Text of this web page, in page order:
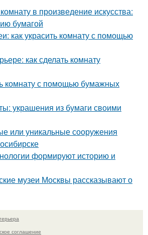
в произведение искусства:
бумагой
как украсить комнату с помощью
как сделать комнату
комнату с помощью бумажных
украшения из бумаги своими
или уникальные сооружения
формируют историю и
музеи Москвы рассказывают о
соглашение